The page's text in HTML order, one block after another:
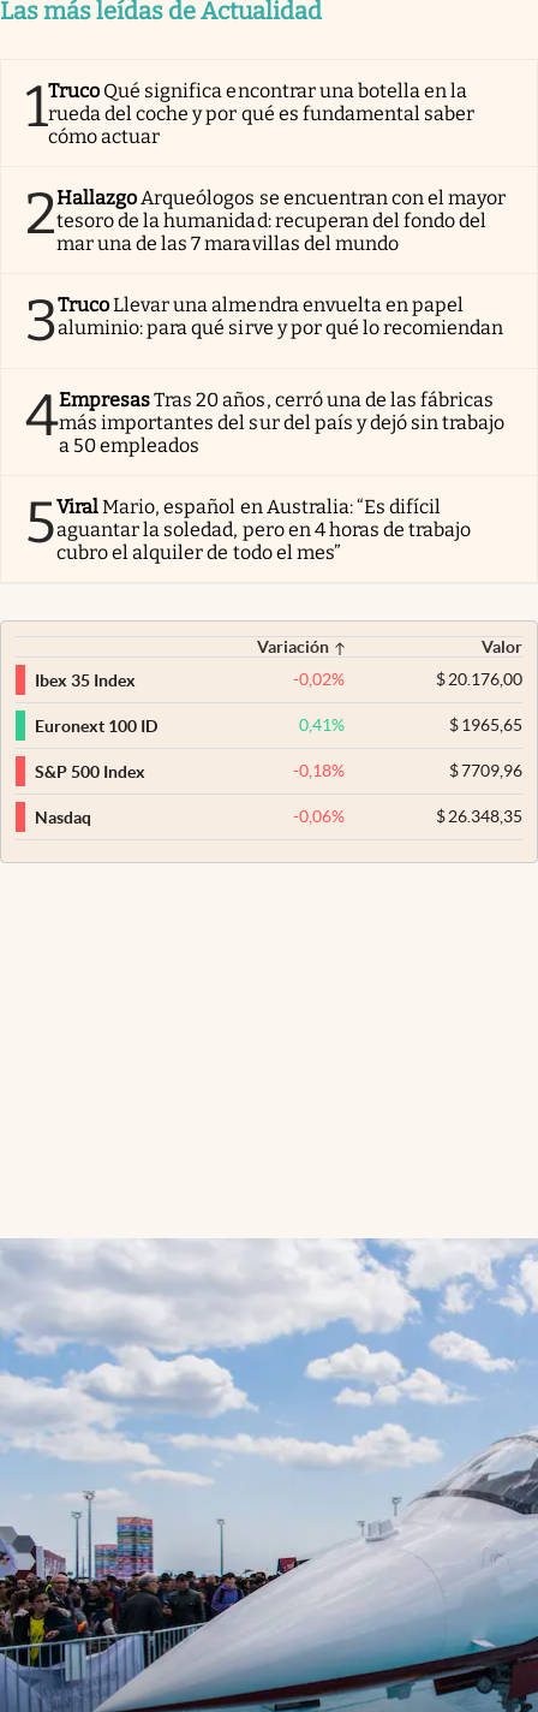
Las más leídas de Actualidad
1Truco Qué significa encontrar una botella en la
rueda del coche y por qué es fundamental saber
cómo actuar
2HallazgoArqueólogos se encuentran con el mayor
tesoro de la humanidad: recuperan del fondo del
mar una de las 7 maravillas del mundo
3TrucoLlevar una almendra envuelta en papel
aluminio: para qué sirve y por qué lo recomiendan
4EmpresasTras 20 años, cerró una de las fábricas
más importantes del sur del país y dejó sin trabajo
a 50 empleados
5ViralMario, español en Australia: “Es difícil
aguantar la soledad, pero en 4 horas de trabajo
cubro el alquiler de todo el mes”
Variación
Valor
Ibex 35 Index
-0,02% $20.176,00
Euronext 100 ID 0,41% $1965,65
S&P 500 Index -0,18% $7709,96
Nasdaq -0,06% $26.348,35